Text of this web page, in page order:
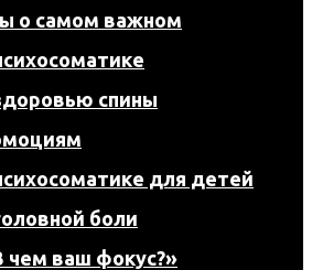
о самом важном
спины
для детей
боли
чем ваш фокус?»